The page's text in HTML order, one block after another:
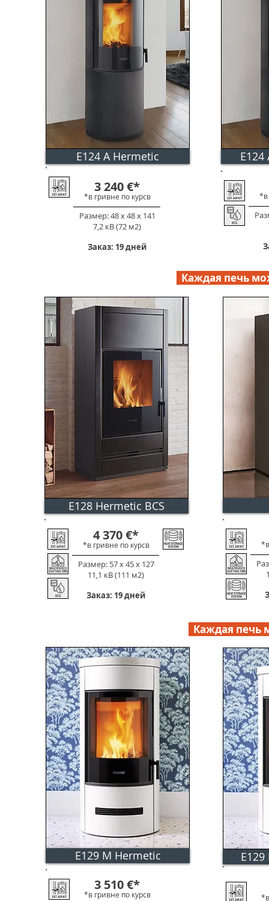
3 240€*
*в гривне по курсв
Размер: 48 х 48 х 141
7,2 кВ (72 м2)
Заказ: 19 дней
E124 A Hermetic
*в
E124
Каждая печь
4 370€*
*в гривне по курсв
Размер: 57 х 45 х 127
11,1 кВ (111 м2)
Заказ: 19 дней
E128 Hermetic BCS
электронное управление горением
Каждая печь
3 510€*
*в гривне по курсв
E129 M Hermetic